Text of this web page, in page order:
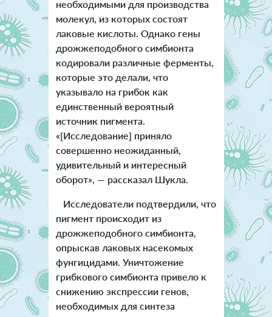
необходимыми для производства
молекул, из которых состоят
лаковые кислоты. Однако гены
дрожжеподобного симбионта
кодировали различные ферменты,
которые это делали, что
указывало на грибок как
единственный вероятный
источник пигмента.
«[Исследование] приняло
совершенно неожиданный,
удивительный и интересный
оборот», — рассказал Шукла.
Исследователи подтвердили, что
пигмент происходит из
дрожжеподобного симбионта,
опрыскав лаковых насекомых
фунгицидами. Уничтожение
грибкового симбионта привело к
снижению экспрессии генов,
необходимых для синтеза